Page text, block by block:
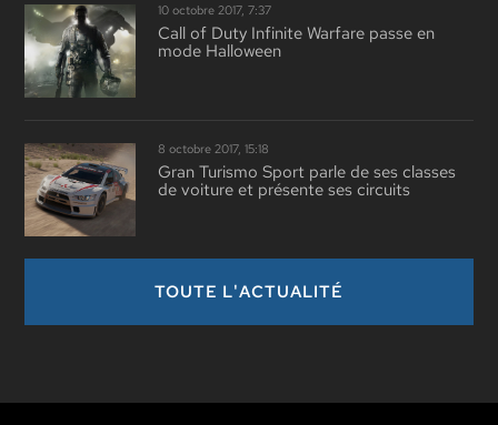
10 octobre 2017, 7:37
Call of Duty Infinite Warfare passe en
mode Halloween
8 octobre 2017, 15:18
Gran Turismo Sport parle de ses classes
de voiture et présente ses circuits
TOUTE L'ACTUALITÉ